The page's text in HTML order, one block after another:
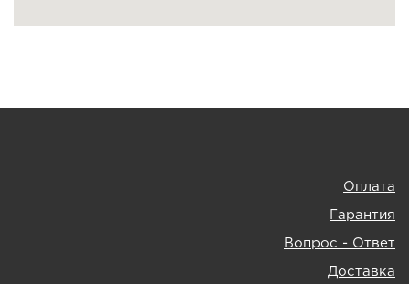
Оплата
Гарантия
Вопрос - Ответ
Доставка